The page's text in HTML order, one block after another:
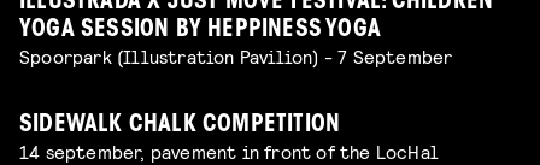
YOGA SESSION BY HEPPINESS YOGA
Spoorpark (Illustration Pavilion) - 7 September
SIDEWALK CHALK COMPETITION
14 september, pavement in front of the LocHal